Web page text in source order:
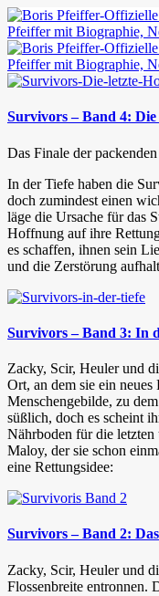
Survivors – Band 4:
Das Finale der
In der Tiefe haben die
doch zumindest einen
läge die Ursache für das
Hoffnung auf ihre
es schaffen, ihnen sein
und die Zerstörung
Survivors – Band 3: In
Zacky, Scir, Heuler und
Ort, an dem sie ein
Menschengebilde, zu
süßlich, doch es scheint
Nährboden für die
Maloy, der sie schon
eine Rettungsidee:
Survivors – Band 2:
Zacky, Scir, Heuler und
Flossenbreite entronnen.